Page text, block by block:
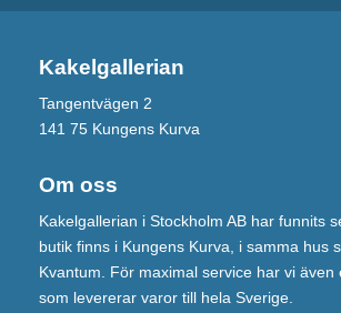
Kakelgallerian
Tangentvägen 2
141 75 Kungens Kurva
Om oss
Kakelgallerian i Stockholm AB har funnits
butik finns i Kungens Kurva, i samma hus
Kvantum. För maximal service har vi även
som levererar varor till hela Sverige.